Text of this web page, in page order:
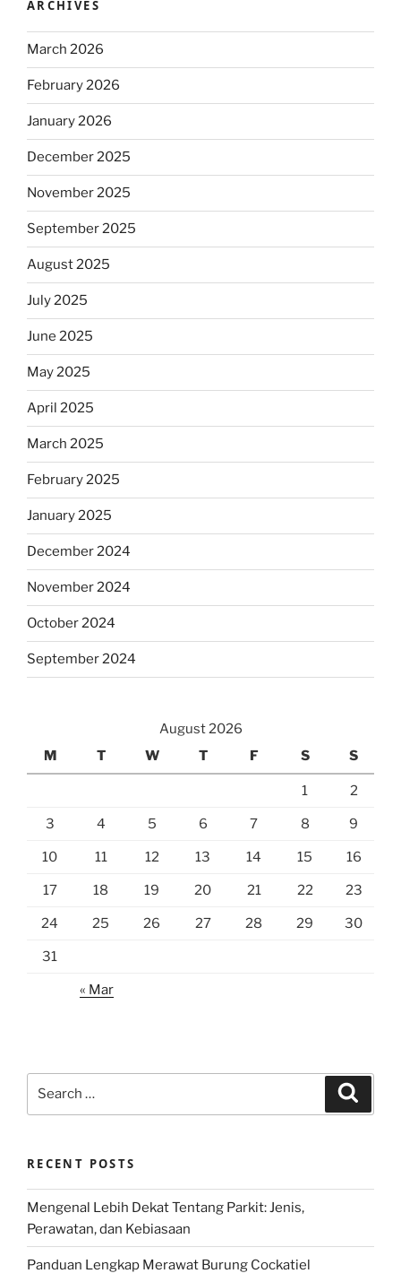
ARCHIVES
March 2026
February 2026
January 2026
December 2025
November 2025
September 2025
August 2025
July 2025
June 2025
May 2025
April 2025
March 2025
February 2025
January 2025
December 2024
November 2024
October 2024
September 2024
August 2026
M
T W T F S S
1 2
3 4 5 6 7 8 9
10 11 12 13 14 15 16
17 18 19 20 21 22 23
24 25 26 27 28 29 30
31
« Mar
RECENT POSTS
Mengenal Lebih Dekat Tentang Parkit: Jenis,
Perawatan, dan Kebiasaan
Panduan Lengkap Merawat Burung Cockatiel